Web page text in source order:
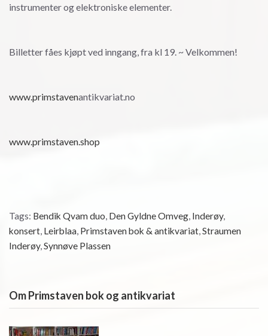
instrumenter og elektroniske elementer.
Billetter fåes kjøpt ved inngang, fra kl 19. ~ Velkommen!
www.primstavenantikvariat.no
www.primstaven.shop
Tags: Bendik Qvam duo, Den Gyldne Omveg, Inderøy,
konsert, Leirblaa, Primstaven bok & antikvariat,Straumen
Inderøy,Synnøve Plassen
Om Primstaven bok og antikvariat